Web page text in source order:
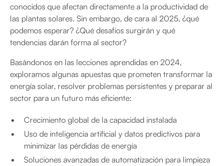
conocidos que afectan directamente a la productividad de
las plantas solares. Sin embargo, de cara al 2025, ¿qué
podemos esperar? ¿Qué desafíos surgirán y qué
tendencias darán forma al sector?
Basándonos en las lecciones aprendidas en 2024,
exploramos algunas apuestas que prometen transformar la
energía solar, resolver problemas persistentes y preparar al
sector para un futuro más eficiente:
Crecimiento global de la capacidad instalada
Uso de inteligencia artificial y datos predictivos para
minimizar las pérdidas de energía
Soluciones avanzadas de automatización para limpieza